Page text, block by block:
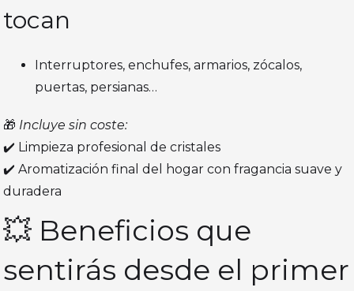
tocan
Interruptores, enchufes, armarios, zócalos,
puertas, persianas…
🎁 Incluye sin coste:
✔️ Limpieza profesional de cristales
✔️ Aromatización final del hogar con fragancia suave y
duradera
💥 Beneficios que
sentirás desde el primer